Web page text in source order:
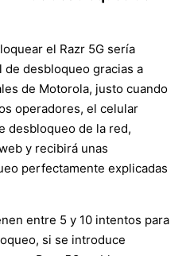
el Razr 5G sería
desbloqueo gracias a
de Motorola, justo cuando
operadores, el celular
desbloqueo de la red,
y recibirá unas
perfectamente explicadas
entre 5 y 10 intentos para
si se introduce